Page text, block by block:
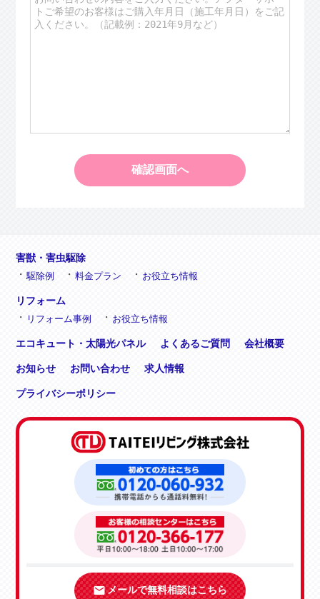
害獣・害虫駆除
駆除例 料金プラン お役立ち情報
リフォーム
リフォーム事例 お役立ち情報
エコキュート・太陽光パネル よくあるご質問 会社概要
お知らせ お問い合わせ 求人情報
プライバシーポリシー
emailメールで無料相談はこちら